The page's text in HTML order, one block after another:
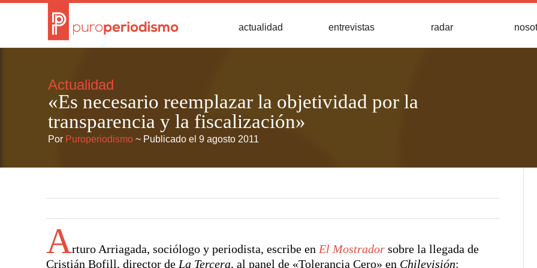
actualidad entrevistas radar
Actualidad
«Es necesario reemplazar la objetividad por la
transparencia y la fiscalización»
Por Puroperiodismo ~ Publicado el 9 agosto 2011
Arturo Arriagada, sociólogo y periodista, escribe en El Mostrador sobre la llegada de
Cristián Bofill, director de La Tercera, al panel de «Tolerancia Cero» en Chilevisión: